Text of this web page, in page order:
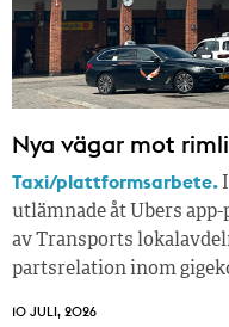
Nya vägar mot
Taxi/plattformsarbete.
utlämnade åt Ubers
av Transports
partsrelation inom
10 JULI, 2026